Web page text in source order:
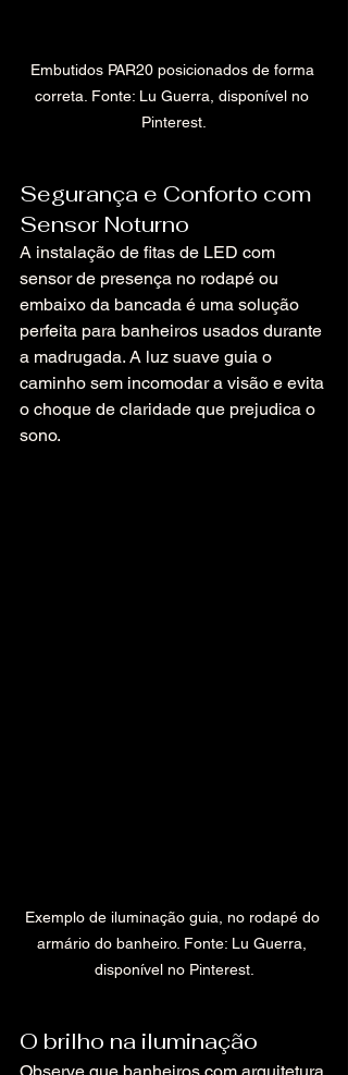
Embutidos PAR20 posicionados de forma
correta. Fonte: Lu Guerra, disponível no
Pinterest.
Segurança e Conforto com
Sensor Noturno
A instalação de fitas de LED com
sensor de presença no rodapé ou
embaixo da bancada é uma solução
perfeita para banheiros usados durante
a madrugada. A luz suave guia o
caminho sem incomodar a visão e evita
o choque de claridade que prejudica o
sono.
Exemplo de iluminação guia, no rodapé do
armário do banheiro. Fonte: Lu Guerra,
disponível no Pinterest.
O brilho na iluminação